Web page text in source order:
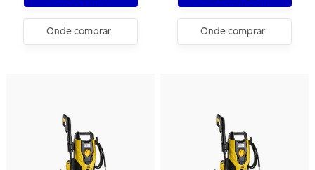
Onde comprar Onde comprar